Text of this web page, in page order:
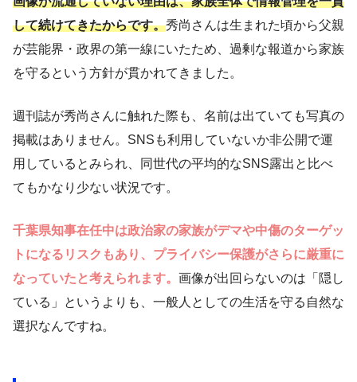
して続けてきたからです。秀尚さんは生まれた頃から父親
が芸能界・政界の第一線にいたため、過剰な報道から家族
を守るという方針が貫かれてきました。
週刊誌が秀尚さんに触れた際も、名前は出ていても写真の
掲載はありません。SNSも利用していないか非公開で運
用しているとみられ、同世代の平均的なSNS露出と比べ
てもかなり少ない状況です。
千葉県知事在任中は政治家の家族がデマや中傷のターゲッ
トになるリスクもあり、プライバシー保護がさらに厳重に
なっていたと考えられます。 画像が出回らないのは「隠し
ている」というよりも、一般人としての生活を守る自然な
選択なんですね。